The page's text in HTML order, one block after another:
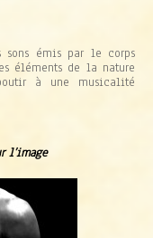
sons émis par le corps
éléments de la nature
à une musicalité
l’image